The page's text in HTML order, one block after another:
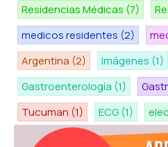
Residencias Médicas (7)
medicos residentes (2)
Argentina (2) Imágenes (1)
Gastroenterología (1)
Tucuman (1) ECG (1)